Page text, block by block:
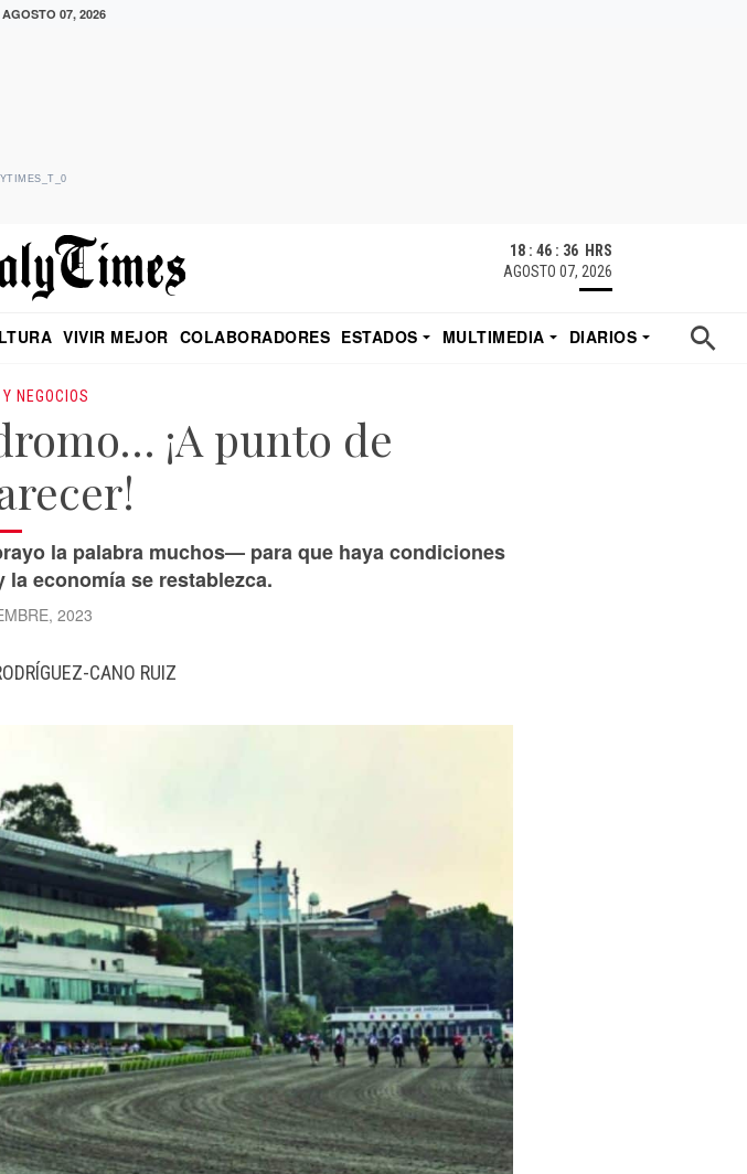
AGOSTO 07, 2026
18 : 46 : 37 HRS
AGOSTO 07, 2026
VIVIR MEJOR COLABORADORES ESTADOS MULTIMEDIA
DIARIOS
NEGOCIOS
¡A punto de
la palabra muchos— para que haya condiciones
economía se restablezca.
2023
CANO RUIZ